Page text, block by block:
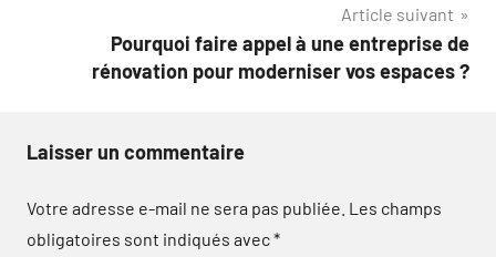
Article suivant
Pourquoi faire appel à une entreprise de
rénovation pour moderniser vos espaces ?
Laisser un commentaire
Votre adresse e-mail ne sera pas publiée. Les champs
obligatoires sont indiqués avec*